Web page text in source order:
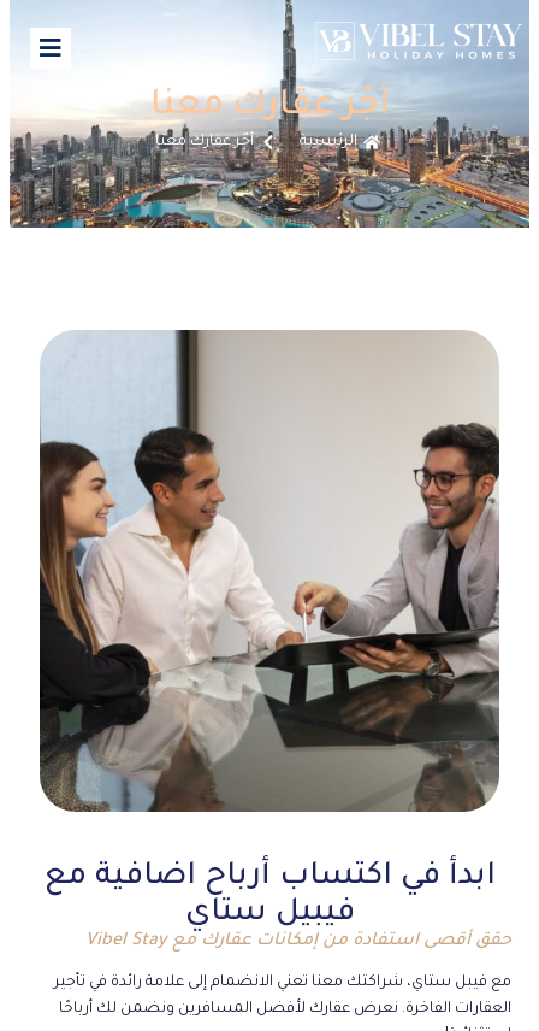
أجّر عقارك معنا
الرئيسية أجّر عقارك معنا
ابدأ في اكتساب أرباح اضافية مع
فيبيل ستاي
حقق أقصى استفادة من إمكانات عقارك مع Vibel Stay
مع فيبل ستاي، شراكتك معنا تعني الانضمام إلى علامة رائدة في تأجير
العقارات الفاخرة. نعرض عقارك لأفضل المسافرين ونضمن لك أرباحًا